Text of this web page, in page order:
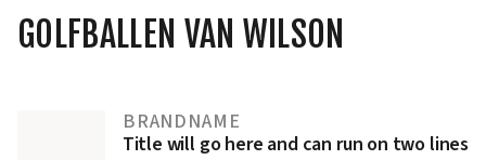
GOLFBALLEN VAN WILSON
BRANDNAME
Title will go here and can run on two lines